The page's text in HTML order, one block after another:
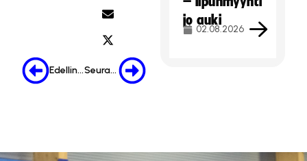
Edellinen Seuraava
jo auki
02.08.2026